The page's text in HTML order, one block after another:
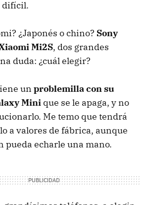
difícil.
¿Japonés o chino? Sony
Mi2S, dos grandes
duda: ¿cuál elegir?
un problemilla con su
Mini que se le apaga, y no
Me temo que tendrá
a valores de fábrica, aunque
pueda echarle una mano.